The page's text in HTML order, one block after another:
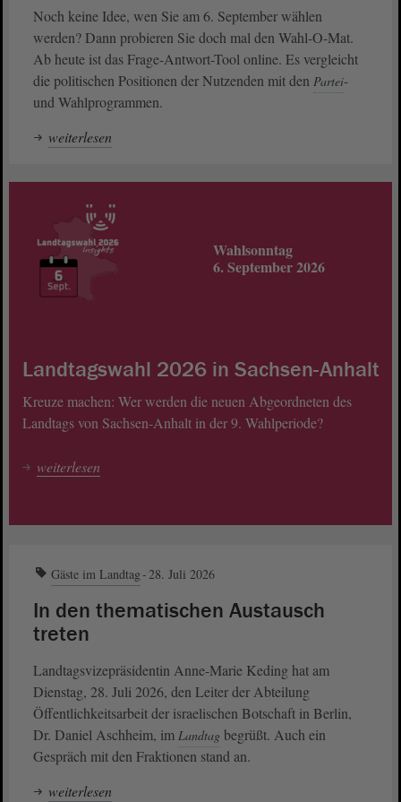
Noch keine Idee, wen Sie am 6. September wählen
werden? Dann probieren Sie doch mal den Wahl-O-Mat.
Ab heute ist das Frage-Antwort-Tool online. Es vergleicht
die politischen Positionen der Nutzenden mit den Partei-
und Wahlprogrammen.
weiterlesen
Wahlsonntag
6. September 2026
Landtagswahl 2026 in Sachsen-Anhalt
Kreuze machen: Wer werden die neuen Abgeordneten des
Landtags von Sachsen-Anhalt in der 9. Wahlperiode?
weiterlesen
Gäste im Landtag 28. Juli 2026
In den thematischen Austausch
treten
Landtagsvizepräsidentin Anne-Marie Keding hat am
Dienstag, 28. Juli 2026, den Leiter der Abteilung
Öffentlichkeitsarbeit der israelischen Botschaft in Berlin,
Dr. Daniel Aschheim, im Landtag begrüßt. Auch ein
Gespräch mit den Fraktionen stand an.
weiterlesen